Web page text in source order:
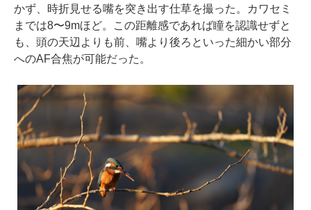
かず、時折見せる嘴を突き出す仕草を撮った。カワセミ
までは8〜9mほど。この距離感であれば瞳を認識せずと
も、頭の天辺よりも前、嘴より後ろといった細かい部分
へのAF合焦が可能だった。